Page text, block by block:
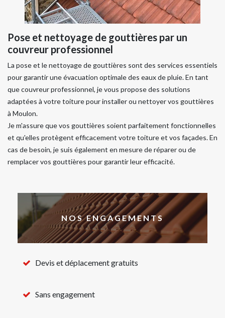
Pose et nettoyage de gouttières par un
couvreur professionnel
La pose et le nettoyage de gouttières sont des services essentiels
pour garantir une évacuation optimale des eaux de pluie. En tant
que couvreur professionnel, je vous propose des solutions
adaptées à votre toiture pour installer ou nettoyer vos gouttières
à Moulon.
Je m'assure que vos gouttières soient parfaitement fonctionnelles
et qu'elles protègent efficacement votre toiture et vos façades. En
cas de besoin, je suis également en mesure de réparer ou de
remplacer vos gouttières pour garantir leur efficacité.
NOS ENGAGEMENTS
Devis et déplacement gratuits
Sans engagement